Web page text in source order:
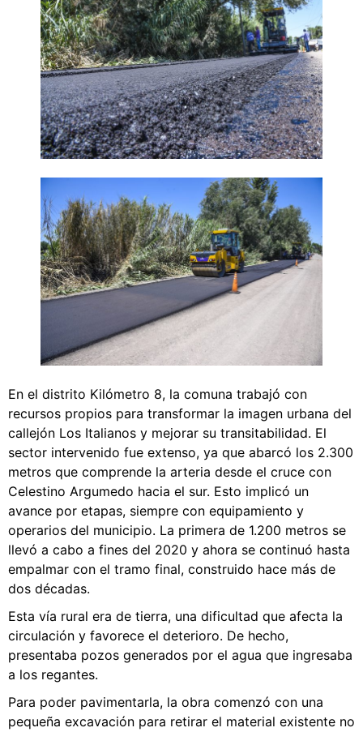
En el distrito Kilómetro 8, la comuna trabajó con
recursos propios para transformar la imagen urbana del
callejón Los Italianos y mejorar su transitabilidad. El
sector intervenido fue extenso, ya que abarcó los 2.300
metros que comprende la arteria desde el cruce con
Celestino Argumedo hacia el sur. Esto implicó un
avance por etapas, siempre con equipamiento y
operarios del municipio. La primera de 1.200 metros se
llevó a cabo a fines del 2020 y ahora se continuó hasta
empalmar con el tramo final, construido hace más de
dos décadas.
Esta vía rural era de tierra, una dificultad que afecta la
circulación y favorece el deterioro. De hecho,
presentaba pozos generados por el agua que ingresaba
a los regantes.
Para poder pavimentarla, la obra comenzó con una
pequeña excavación para retirar el material existente no